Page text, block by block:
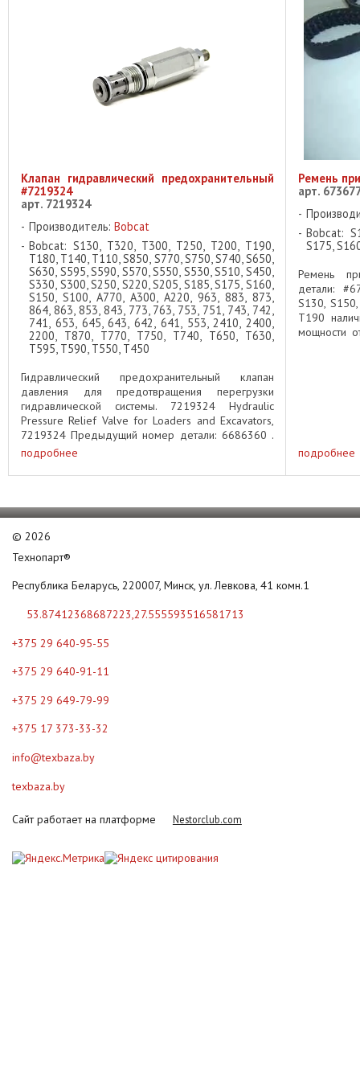
Клапан гидравлический предохранительный
#7219324
арт. 7219324
Производитель: Bobcat
Bobcat: S130, T320, T300, T250, T200, T190,
T180, T140, T110, S850, S770, S750, S740, S650,
S630, S595, S590, S570, S550, S530, S510, S450,
S330, S300, S250, S220, S205, S185, S175, S160,
S150, S100, A770, A300, A220, 963, 883, 873,
864, 863, 853, 843, 773, 763, 753, 751, 743, 742,
741, 653, 645, 643, 642, 641, 553, 2410, 2400,
2200, T870, T770, T750, T740, T650, T630,
T595, T590, T550, T450
Гидравлический предохранительный клапан
давления для предотвращения перегрузки
гидравлической системы. 7219324 Hydraulic
Pressure Relief Valve for Loaders and Excavators,
7219324 Предыдущий номер детали: 6686360 .
Подходит для следующего ...
подробнее
Ремень
арт.
Bobcat:
S175,
Ремень
детали:
S130,
T190
мощности
подробнее
© 2026
Технопарт®
Республика Беларусь, 220007, Минск, ул. Левкова, 41 комн.1
53.87412368687223,27.555593516581713
+375 29 640-95-55
+375 29 640-91-11
+375 29 649-79-99
+375 17 373-33-32
info@texbaza.by
texbaza.by
Сайт работает на платформе Nestorclub.com